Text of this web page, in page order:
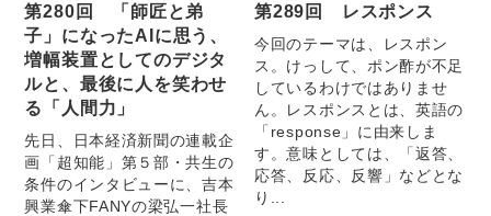
第280回 「師匠と弟
子」になったAIに思う、
増幅装置としてのデジタ
ルと、最後に人を笑わせ
る「人間力」
先日、日本経済新聞の連載企
画「超知能」第５部・共生の
条件のインタビューに、吉本
興業傘下FANYの梁弘一社長
第289回 レスポンス
今回のテーマは、レスポン
ス。けっして、ポン酢が不足
しているわけではありませ
ん。レスポンスとは、英語の
「response」に由来しま
す。意味としては、「返答、
応答、反応、反響」などとな
り...